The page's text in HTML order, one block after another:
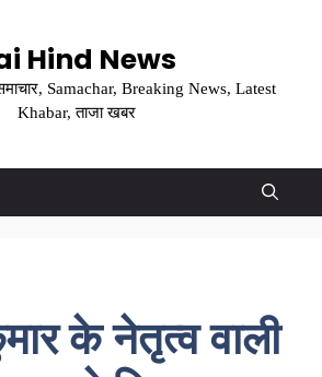
Hind News
Samachar, Breaking News, Latest
Khabar, ताजा खबर
के नेतृत्व वाली